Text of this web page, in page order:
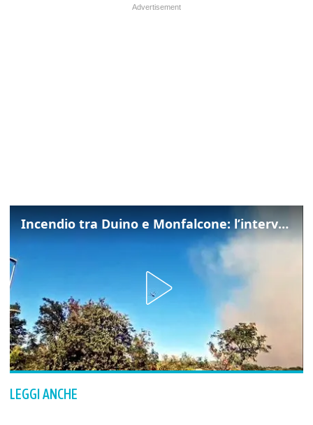
Incendio tra Duino e Monfalcone: l’intervento dei vigili del fuoco
LEGGI ANCHE